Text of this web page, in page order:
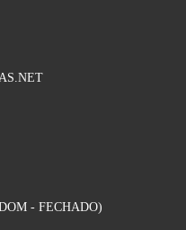
- FECHADO)